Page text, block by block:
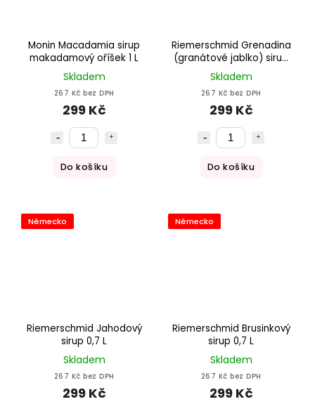
Monin Macadamia sirup
makadamový oříšek 1 L
Skladem
267 Kč bez DPH
299 Kč
Do košíku
Riemerschmid Grenadina
(granátové jablko) sirup
0,7 L
Skladem
267 Kč bez DPH
299 Kč
Do košíku
Německo
Riemerschmid Jahodový
sirup 0,7 L
Skladem
267 Kč bez DPH
299 Kč
Německo
Riemerschmid Brusinkový
sirup 0,7 L
Skladem
267 Kč bez DPH
299 Kč